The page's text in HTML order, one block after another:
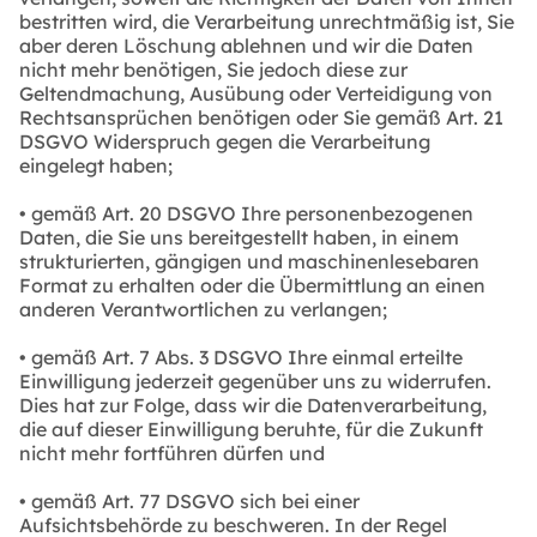
bestritten wird, die Verarbeitung unrechtmäßig ist, Sie
aber deren Löschung ablehnen und wir die Daten
nicht mehr benötigen, Sie jedoch diese zur
Geltendmachung, Ausübung oder Verteidigung von
Rechtsansprüchen benötigen oder Sie gemäß Art. 21
DSGVO Widerspruch gegen die Verarbeitung
eingelegt haben;
• gemäß Art. 20 DSGVO Ihre personenbezogenen
Daten, die Sie uns bereitgestellt haben, in einem
strukturierten, gängigen und maschinenlesebaren
Format zu erhalten oder die Übermittlung an einen
anderen Verantwortlichen zu verlangen;
• gemäß Art. 7 Abs. 3 DSGVO Ihre einmal erteilte
Einwilligung jederzeit gegenüber uns zu widerrufen.
Dies hat zur Folge, dass wir die Datenverarbeitung,
die auf dieser Einwilligung beruhte, für die Zukunft
nicht mehr fortführen dürfen und
• gemäß Art. 77 DSGVO sich bei einer
Aufsichtsbehörde zu beschweren. In der Regel